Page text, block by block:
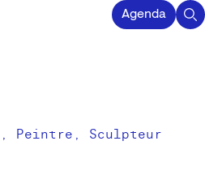
Agenda
Peintre Sculpteur